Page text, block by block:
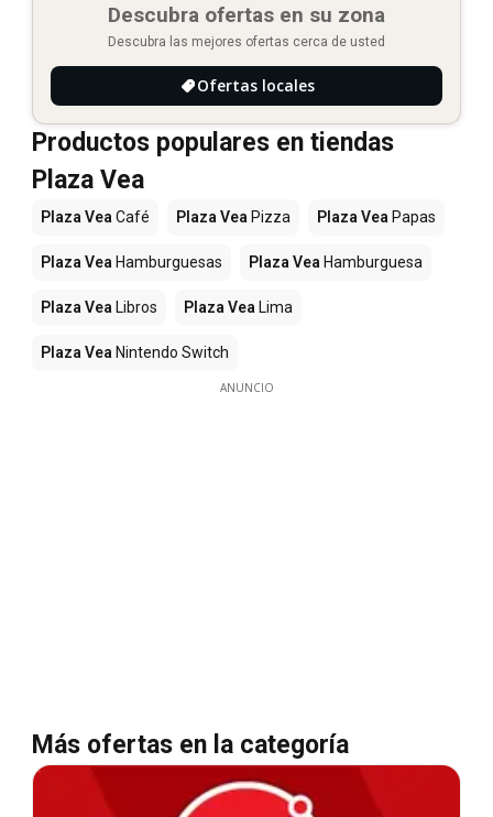
Descubra ofertas en su zona
Descubra las mejores ofertas cerca de usted
Ofertas locales
Productos populares en tiendas
Plaza Vea
Plaza VeaCafé Plaza Vea Pizza Plaza Vea Papas
Plaza Vea Hamburguesas Plaza Vea Hamburguesa
Plaza Vea Libros Plaza Vea Lima
Plaza Vea Nintendo Switch
ANUNCIO
Más ofertas en la categoría